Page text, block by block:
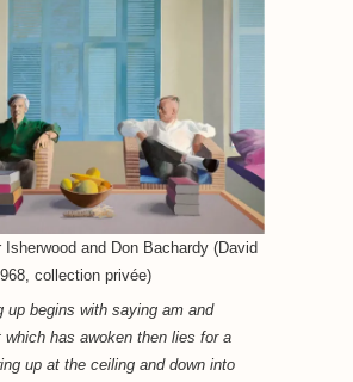
Isherwood and Don Bachardy (David
collection privée)
up begins with saying am and
which has awoken then lies for a
up at the ceiling and down into